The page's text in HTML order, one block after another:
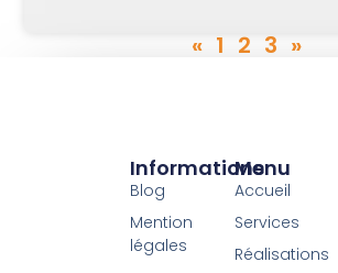
« 1 2 3 »
Menu
Accueil
Services
Réalisations
Informations
Blog
Mention
légales